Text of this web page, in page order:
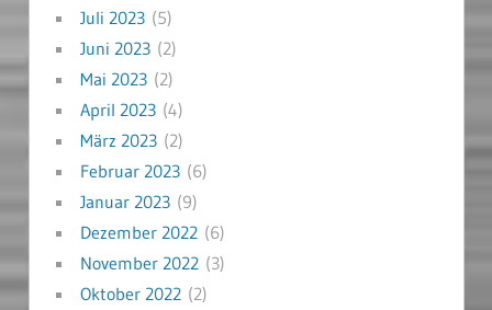
Juli 2023(5)
Juni 2023(2)
Mai 2023(2)
April 2023(4)
März 2023(2)
Februar 2023(6)
Januar 2023(9)
Dezember 2022(6)
November 2022(3)
Oktober 2022(2)